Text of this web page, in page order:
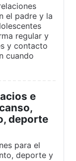
el padre y la
regular y
y contacto
cuando
e
deporte
para el
deporte y